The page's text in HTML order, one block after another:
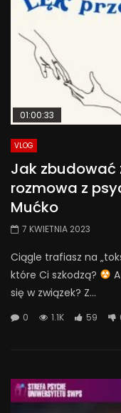
01:00:33
VLOG
Jak zbudować
rozmowa z
Mućko
7 KWIETNIA 2023
Ciągle trafiasz na
które Ci szkodzą?
się w związek? Z...
0 1.1K 59